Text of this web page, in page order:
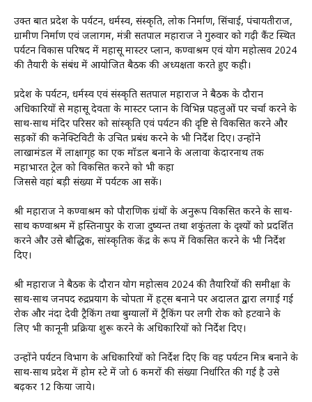
उक्त बात प्रदेश के पर्यटन, धर्मस्व, संस्कृति, लोक निर्माण, सिंचाई, पंचायतीराज,
ग्रामीण निर्माण एवं जलागम, मंत्री सतपाल महाराज ने गुरुवार को गढ़ी कैंट स्थित
पर्यटन विकास परिषद में महासू मास्टर प्लान, कण्वाश्रम एवं योग महोत्सव 2024
की तैयारी के संबंध में आयोजित बैठक की अध्यक्षता करते हुए कही।
प्रदेश के पर्यटन, धर्मस्व एवं संस्कृति सतपाल महाराज ने बैठक के दौरान
अधिकारियों से महासू देवता के मास्टर प्लान के विभिन्न पहलुओं पर चर्चा करने के
साथ-साथ मंदिर परिसर को सांस्कृति एवं पर्यटन की दृष्टि से विकसित करने और
सड़कों की कनेक्टिविटी के उचित प्रबंध करने के भी निर्देश दिए। उन्होंने
लाखामंडल में लाक्षागृह का एक मॉडल बनाने के अलावा केदारनाथ तक
महाभारत ट्रेल को विकसित करने को भी कहा
जिससे वहां बड़ी संख्या में पर्यटक आ सकें।
श्री महाराज ने कण्वाश्रम को पौराणिक ग्रंथों के अनुरूप विकसित करने के साथ-
साथ कण्वाश्रम में हस्तिनापुर के राजा दुष्यन्त तथा शकुंतला के दृश्यों को प्रदर्शित
करने और उसे बौद्धिक, सांस्कृतिक केंद्र के रूप में विकसित करने के भी निर्देश
दिए।
श्री महाराज ने बैठक के दौरान योग महोत्सव 2024 की तैयारियों की समीक्षा के
साथ-साथ जनपद रुद्रप्रयाग के चोपता में हट्स बनाने पर अदालत द्वारा लगाई गई
रोक और नंदा देवी ट्रैकिंग तथा बुग्यालों में ट्रैकिंग पर लगी रोक को हटवाने के
लिए भी कानूनी प्रक्रिया शुरू करने के अधिकारियों को निर्देश दिए।
उन्होंने पर्यटन विभाग के अधिकारियों को निर्देश दिए कि वह पर्यटन मित्र बनाने के
साथ-साथ प्रदेश में होम स्टे में जो 6 कमरों की संख्या निर्धारित की गई है उसे
बढ़कर 12 किया जाये।